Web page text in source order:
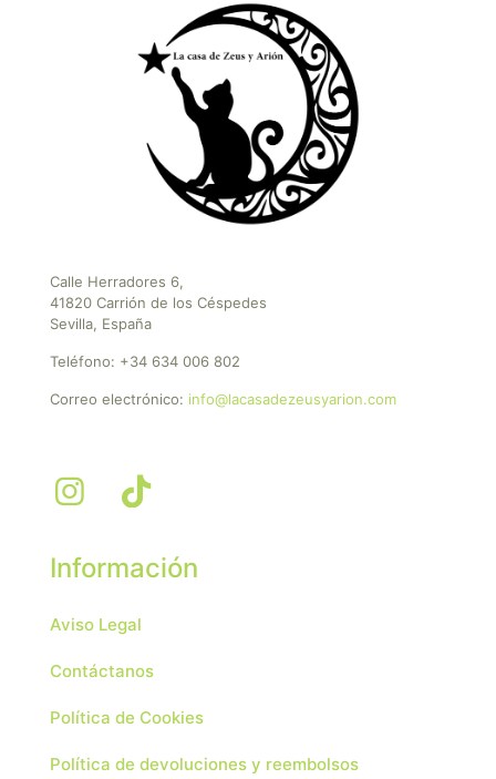
Calle Herradores 6,
41820 Carrión de los Céspedes
Sevilla, España
Teléfono: +34 634 006 802
Correo electrónico: info@lacasadezeusyarion.com
Información
Aviso Legal
Contáctanos
Política de Cookies
Política de devoluciones y reembolsos